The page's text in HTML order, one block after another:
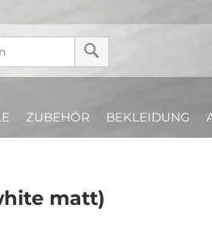
ZUBEHÖR BEKLEIDUNG
matt)